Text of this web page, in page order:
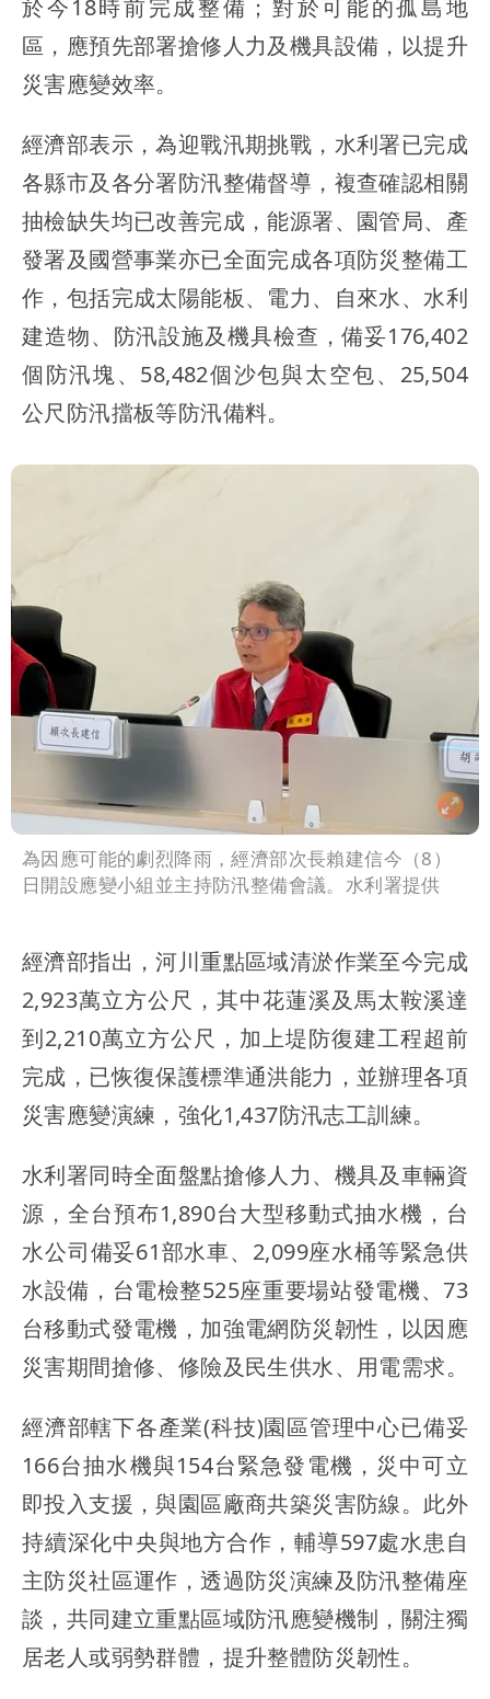
於今18時前完成整備；對於可能的孤島地
區，應預先部署搶修人力及機具設備，以提升
災害應變效率。
經濟部表示，為迎戰汛期挑戰，水利署已完成
各縣市及各分署防汛整備督導，複查確認相關
抽檢缺失均已改善完成，能源署、園管局、產
發署及國營事業亦已全面完成各項防災整備工
作，包括完成太陽能板、電力、自來水、水利
建造物、防汛設施及機具檢查，備妥176,402
個防汛塊、58,482個沙包與太空包、25,504
公尺防汛擋板等防汛備料。
為因應可能的劇烈降雨，經濟部次長賴建信今（8）
日開設應變小組並主持防汛整備會議。水利署提供
經濟部指出，河川重點區域清淤作業至今完成
2,923萬立方公尺，其中花蓮溪及馬太鞍溪達
到2,210萬立方公尺，加上堤防復建工程超前
完成，已恢復保護標準通洪能力，並辦理各項
災害應變演練，強化1,437防汛志工訓練。
水利署同時全面盤點搶修人力、機具及車輛資
源，全台預布1,890台大型移動式抽水機，台
水公司備妥61部水車、2,099座水桶等緊急供
水設備，台電檢整525座重要場站發電機、73
台移動式發電機，加強電網防災韌性，以因應
災害期間搶修、修險及民生供水、用電需求。
經濟部轄下各產業(科技)園區管理中心已備妥
166台抽水機與154台緊急發電機，災中可立
即投入支援，與園區廠商共築災害防線。此外
持續深化中央與地方合作，輔導597處水患自
主防災社區運作，透過防災演練及防汛整備座
談，共同建立重點區域防汛應變機制，關注獨
居老人或弱勢群體，提升整體防災韌性。